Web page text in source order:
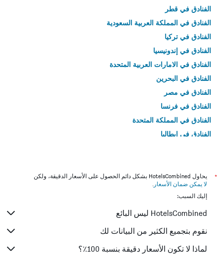
الفنادق في قطر
الفنادق في المملكة العربية السعودية
الفنادق في تركيا
الفنادق في إندونيسيا
الفنادق في الامارات العربية المتحدة
الفنادق في البحرين
الفنادق في مصر
الفنادق في فرنسا
الفنادق في المملكة المتحدة
الفنادق في إيطاليا
*
يحاول HotelsCombined بشكل دائم الحصول على الأسعار الدقيقة، ولكن
لا يمكن ضمان الأسعار .
إليك السبب:
HotelsCombined ليس البائع
نقوم بتجميع الكثير من البيانات لك
لماذا لا تكون الأسعار دقيقة بنسبة 100٪؟